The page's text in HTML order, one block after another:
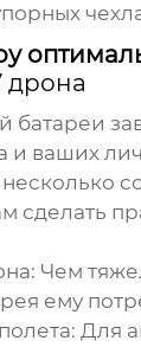
дрона
батареи
и ваших
сделать
Чем
ему
Для